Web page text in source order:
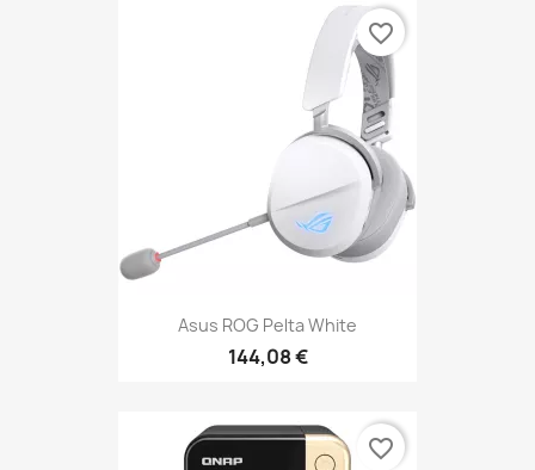
Asus ROG Pelta White
144,08 €
favorite_border
favorite_border